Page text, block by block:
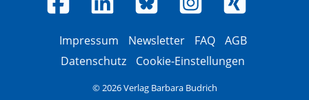
Impressum Newsletter FAQ
AGB
Datenschutz
Cookie-Einstellungen
© 2026 Verlag Barbara Budrich